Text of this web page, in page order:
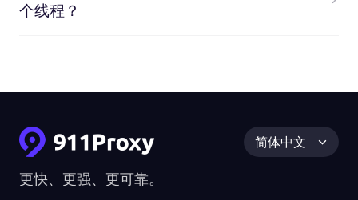
个线程？
更快、更强、更可靠。
简体中文